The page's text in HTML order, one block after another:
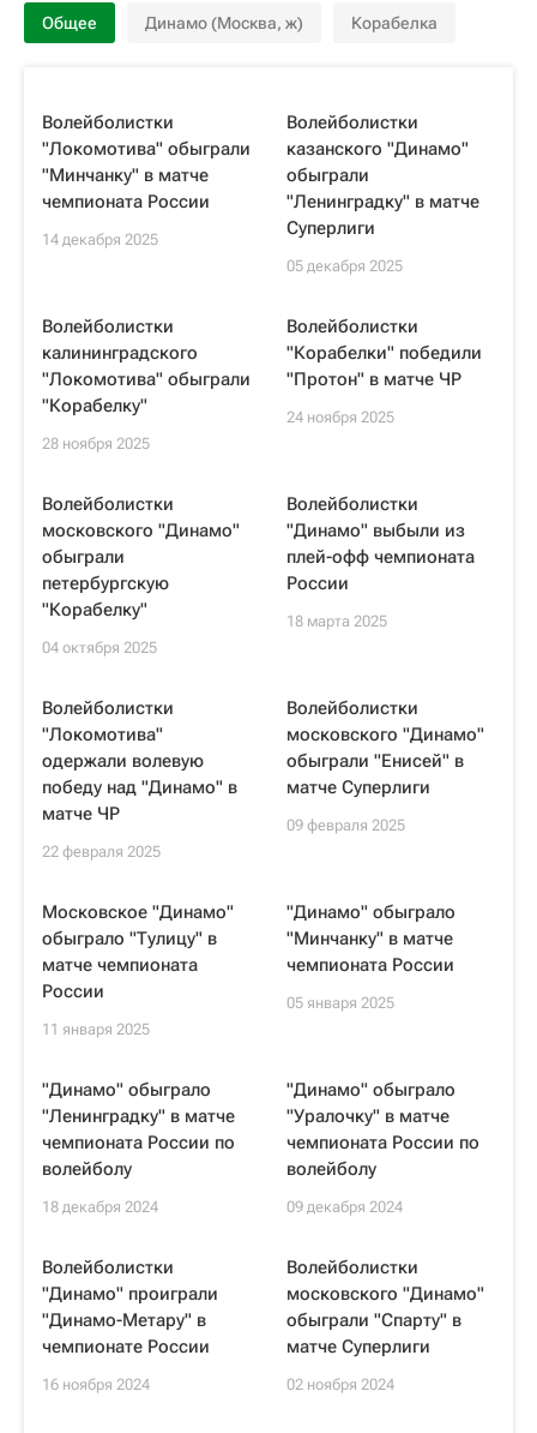
Общее Динамо (Москва, ж) Корабелка
Волейболистки
"Локомотива" обыграли
"Минчанку" в матче
чемпионата России
14 декабря 2025
Волейболистки
казанского "Динамо"
обыграли
"Ленинградку" в матче
Суперлиги
05 декабря 2025
Волейболистки
калининградского
"Локомотива" обыграли
"Корабелку"
28 ноября 2025
Волейболистки
"Корабелки" победили
"Протон" в матче ЧР
24 ноября 2025
Волейболистки
московского "Динамо"
обыграли
петербургскую
"Корабелку"
04 октября 2025
Волейболистки
"Динамо" выбыли из
плей-офф чемпионата
России
18 марта 2025
Волейболистки
"Локомотива"
одержали волевую
победу над "Динамо" в
матче ЧР
22 февраля 2025
Волейболистки
московского "Динамо"
обыграли "Енисей" в
матче Суперлиги
09 февраля 2025
Московское "Динамо"
обыграло "Тулицу" в
матче чемпионата
России
11 января 2025
"Динамо" обыграло
"Минчанку" в матче
чемпионата России
05 января 2025
"Динамо" обыграло
"Ленинградку" в матче
чемпионата России по
волейболу
18 декабря 2024
"Динамо" обыграло
"Уралочку" в матче
чемпионата России по
волейболу
09 декабря 2024
Волейболистки
"Динамо" проиграли
"Динамо-Метару" в
чемпионате России
16 ноября 2024
Волейболистки
московского "Динамо"
обыграли "Спарту" в
матче Суперлиги
02 ноября 2024